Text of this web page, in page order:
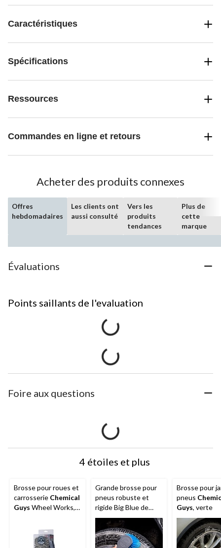
Caractéristiques
Spécifications
Ressources
Commandes en ligne et retours
Acheter des produits connexes
Offres
hebdomadaires
Les clients ont
aussi consulté
Vers les
produits
tendances
Plus de
cette
marque
Évaluations
Points saillants de l'evaluation
Foire aux questions
4 étoiles et plus
Brosse pour roues et
carrosserie Chemical
Guys Wheel Works,
Grande brosse pour
pneus robuste et
rigide Big Blue de
Chemical Guys
Brosse pour
pneus
Guys, verte